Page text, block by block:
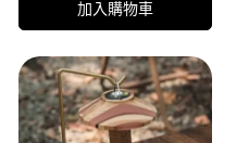
加入購物車